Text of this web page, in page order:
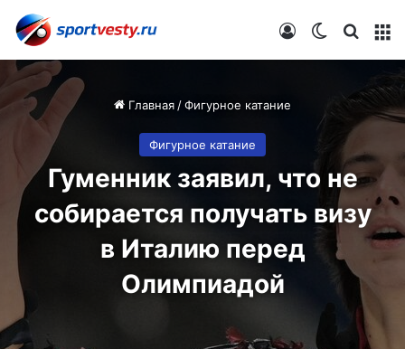
Switch skin
Войти
Главная /Фигурное катание
Фигурное катание
Гуменник заявил, что не
собирается получать визу
в Италию перед
Олимпиадой